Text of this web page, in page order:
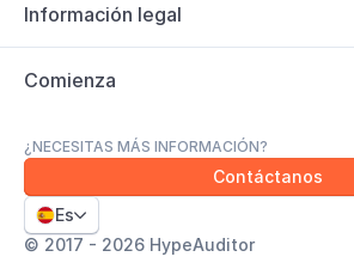
¿NECESITAS MÁS INFORMACIÓN?
Contáctanos
Es
© 2017 - 2026 HypeAuditor
Información legal
Comienza